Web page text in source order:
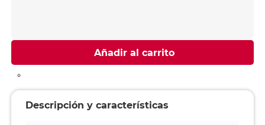
Añadir al carrito
Descripción y características